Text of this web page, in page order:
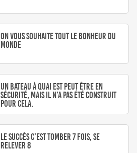
On vous souhaite tout le bonheur du
monde
Un bateau à quai est peut être en
sécurité, mais il n’a pas été construit
pour cela.
Le succès c’est tomber 7 fois, se
relever 8